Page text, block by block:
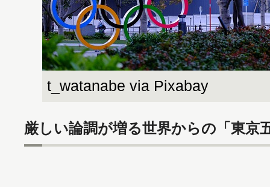
t_watanabe via Pixabay
厳しい論調が増る世界からの「東京